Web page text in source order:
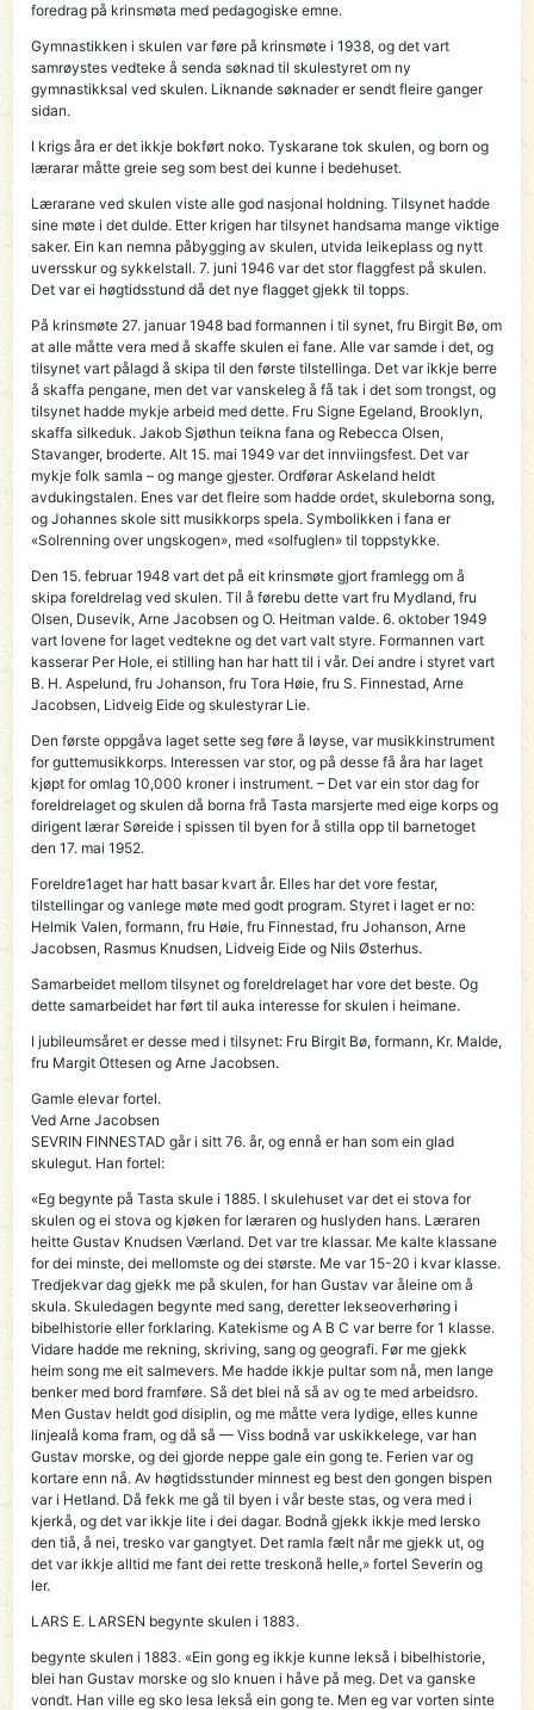
foredrag på krinsmøta med pedagogiske emne.
Gymnastikken i skulen var føre på krinsmøte i 1938, og det vart
samrøystes vedteke å senda søknad til skulestyret om ny
gymnastikksal ved skulen. Liknande søknader er sendt fleire ganger
sidan.
I krigs åra er det ikkje bokført noko. Tyskarane tok skulen, og born og
lærarar måtte greie seg som best dei kunne i bedehuset.
Lærarane ved skulen viste alle god nasjonal holdning. Tilsynet hadde
sine møte i det dulde. Etter krigen har tilsynet handsama mange viktige
saker. Ein kan nemna påbygging av skulen, utvida leikeplass og nytt
uversskur og sykkelstall. 7. juni 1946 var det stor flaggfest på skulen.
Det var ei høgtidsstund då det nye flagget gjekk til topps.
På krinsmøte 27. januar 1948 bad formannen i til synet, fru Birgit Bø, om
at alle måtte vera med å skaffe skulen ei fane. Alle var samde i det, og
tilsynet vart pålagd å skipa til den første tilstellinga. Det var ikkje berre
å skaffa pengane, men det var vanskeleg å få tak i det som trongst, og
tilsynet hadde mykje arbeid med dette. Fru Signe Egeland, Brooklyn,
skaffa silkeduk. Jakob Sjøthun teikna fana og Rebecca Olsen,
Stavanger, broderte. Alt 15. mai 1949 var det innviingsfest. Det var
mykje folk samla – og mange gjester. Ordførar Askeland heldt
avdukingstalen. Enes var det fleire som hadde ordet, skuleborna song,
og Johannes skole sitt musikkorps spela. Symbolikken i fana er
«Solrenning over ungskogen», med «solfuglen» til toppstykke.
Den 15. februar 1948 vart det på eit krinsmøte gjort framlegg om å
skipa foreldrelag ved skulen. Til å førebu dette vart fru Mydland, fru
Olsen, Dusevik, Arne Jacobsen og O. Heitman valde. 6. oktober 1949
vart lovene for laget vedtekne og det vart valt styre. Formannen vart
kasserar Per Hole, ei stilling han har hatt til i vår. Dei andre i styret vart
B. H. Aspelund, fru Johanson, fru Tora Høie, fru S. Finnestad, Arne
Jacobsen, Lidveig Eide og skulestyrar Lie.
Den første oppgåva laget sette seg føre å løyse, var musikkinstrument
for guttemusikkorps. Interessen var stor, og på desse få åra har laget
kjøpt for omlag 10,000 kroner i instrument. – Det var ein stor dag for
foreldrelaget og skulen då borna frå Tasta marsjerte med eige korps og
dirigent lærar Søreide i spissen til byen for å stilla opp til barnetoget
den 17. mai 1952.
Foreldre1aget har hatt basar kvart år. Elles har det vore festar,
tilstellingar og vanlege møte med godt program. Styret i laget er no:
Helmik Valen, formann, fru Høie, fru Finnestad, fru Johanson, Arne
Jacobsen, Rasmus Knudsen, Lidveig Eide og Nils Østerhus.
Samarbeidet mellom tilsynet og foreldrelaget har vore det beste. Og
dette samarbeidet har ført til auka interesse for skulen i heimane.
I jubileumsåret er desse med i tilsynet: Fru Birgit Bø, formann, Kr. Malde,
fru Margit Ottesen og Arne Jacobsen.
Gamle elevar fortel.
Ved Arne Jacobsen
SEVRIN FINNESTAD går i sitt 76. år, og ennå er han som ein glad
skulegut. Han fortel:
«Eg begynte på Tasta skule i 1885. I skulehuset var det ei stova for
skulen og ei stova og kjøken for læraren og huslyden hans. Læraren
heitte Gustav Knudsen Værland. Det var tre klassar. Me kalte klassane
for dei minste, dei mellomste og dei største. Me var 15-20 i kvar klasse.
Tredjekvar dag gjekk me på skulen, for han Gustav var åleine om å
skula. Skuledagen begynte med sang, deretter lekseoverhøring i
bibelhistorie eller forklaring. Katekisme og A B C var berre for 1 klasse.
Vidare hadde me rekning, skriving, sang og geografi. Før me gjekk
heim song me eit salmevers. Me hadde ikkje pultar som nå, men lange
benker med bord framføre. Så det blei nå så av og te med arbeidsro.
Men Gustav heldt god disiplin, og me måtte vera lydige, elles kunne
linjealå koma fram, og då så — Viss bodnå var uskikkelege, var han
Gustav morske, og dei gjorde neppe gale ein gong te. Ferien var og
kortare enn nå. Av høgtidsstunder minnest eg best den gongen bispen
var i Hetland. Då fekk me gå til byen i vår beste stas, og vera med i
kjerkå, og det var ikkje lite i dei dagar. Bodnå gjekk ikkje med lersko
den tiå, å nei, tresko var gangtyet. Det ramla fælt når me gjekk ut, og
det var ikkje alltid me fant dei rette treskonå helle,» fortel Severin og
ler.
LARS E. LARSEN begynte skulen i 1883.
begynte skulen i 1883. «Ein gong eg ikkje kunne lekså i bibelhistorie,
blei han Gustav morske og slo knuen i håve på meg. Det va ganske
vondt. Han ville eg sko lesa lekså ein gong te. Men eg var vorten sinte